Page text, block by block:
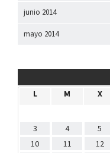
junio 2014
mayo 2014
L
M X
3
4 5
10
11 12